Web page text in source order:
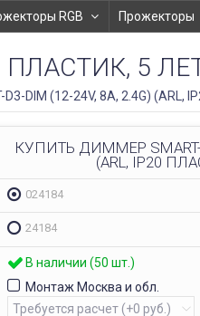
RGB Прожекторы
ПЛАСТИК, 5
DIM (12-24V, 8A, 2.4G) (ARL,
КУПИТЬ ДИММЕР SMART-
(ARL, IP20
024184
24184
В наличии (50 шт.)
Монтаж Москва и обл.